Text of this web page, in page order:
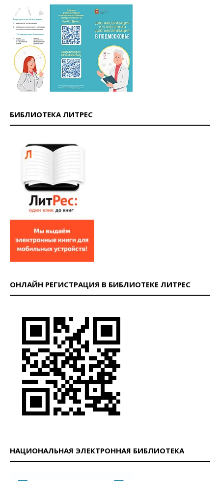
БИБЛИОТЕКА ЛИТРЕС
ОНЛАЙН РЕГИСТРАЦИЯ В БИБЛИОТЕКЕ ЛИТРЕС
НАЦИОНАЛЬНАЯ ЭЛЕКТРОННАЯ БИБЛИОТЕКА